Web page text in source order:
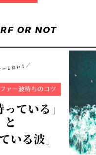
SURF OR NOT